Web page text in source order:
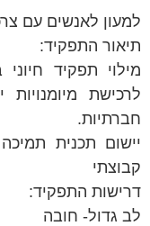
למעון לאנשים עם
תיאור התפקיד:
מילוי תפקיד
לרכישת מיומנויות
חברתיות.
יישום תכנית
קבוצתי
דרישות התפקיד:
לב גדול- חובה